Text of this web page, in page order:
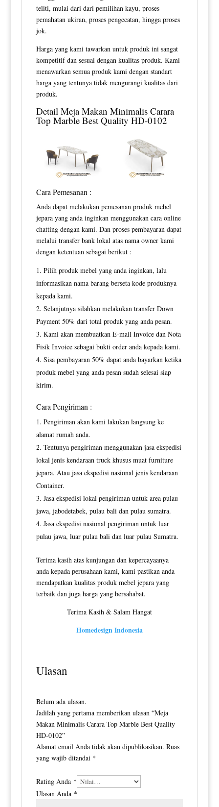
teliti, mulai dari dari pemilihan kayu, proses
pemahatan ukiran, proses pengecatan, hingga proses
jok.
Harga yang kami tawarkan untuk produk ini sangat
kompetitif dan sesuai dengan kualitas produk. Kami
menawarkan semua produk kami dengan standart
harga yang tentunya tidak mengurangi kualitas dari
produk.
Detail Meja Makan MinimalisCarara
Top Marble Best Quality HD-0102
Cara Pemesanan :
Anda dapat melakukan pemesanan produk mebel
jepara yang anda inginkan menggunakan cara online
chatting dengan kami. Dan proses pembayaran dapat
melalui transfer bank lokal atas nama owner kami
dengan ketentuan sebagai berikut :
Pilih produk mebel yang anda inginkan, lalu
informasikan nama barang berseta kode produknya
kepada kami.
Selanjutnya silahkan melakukan transfer Down
Payment 50% dari total produk yang anda pesan.
Kami akan membuatkan E-mail Invoice dan Nota
Fisik Invoice sebagai bukti order anda kepada kami.
Sisa pembayaran 50% dapat anda bayarkan ketika
produk mebel yang anda pesan sudah selesai siap
kirim.
Cara Pengiriman :
Pengiriman akan kami lakukan langsung ke
alamat rumah anda.
Tentunya pengiriman menggunakan jasa ekspedisi
lokal jenis kendaraan truck khusus muat furniture
jepara. Atau jasa ekspedisi nasional jenis kendaraan
Container.
Jasa ekspedisi lokal pengiriman untuk area pulau
jawa, jabodetabek, pulau bali dan pulau sumatra.
Jasa ekspedisi nasional pengiriman untuk luar
pulau jawa, luar pulau bali dan luar pulau Sumatra.
Terima kasih atas kunjungan dan kepercayaanya
anda kepada perusahaan kami, kami pastikan anda
mendapatkan kualitas produk mebel jepara yang
terbaik dan juga harga yang bersahabat.
Terima Kasih & Salam Hangat
Homedesign Indonesia
Ulasan
Belum ada ulasan.
Jadilah yang pertama memberikan ulasan “Meja
Makan Minimalis Carara Top Marble Best Quality
HD-0102”
Alamat email Anda tidak akan dipublikasikan. Ruas
yang wajib ditandai *
Rating Anda *
Ulasan Anda *